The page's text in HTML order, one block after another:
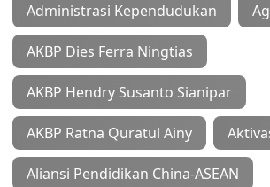
Administrasi Kependudukan
AKBP Dies Ferra Ningtias
AKBP Hendry Susanto Sianipar
AKBP Ratna Quratul Ainy
Aliansi Pendidikan China-ASEAN